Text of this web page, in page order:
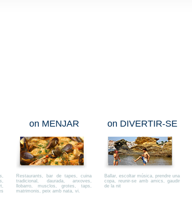
on MENJAR
Restaurants, bar de tapes, cuina
tradicional, daurada, anxoves,
llobarro, musclos, grotes, taps,
matrimonis, peix amb nata, vi.
on DIVERTIR-SE
Ballar, escoltar música, prendre una
copa, reunir-se amb amics, gaudir
de la nit